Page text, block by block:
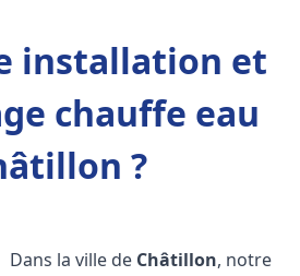
installation et
chauffe eau
?
Dans la ville de Châtillon, notre